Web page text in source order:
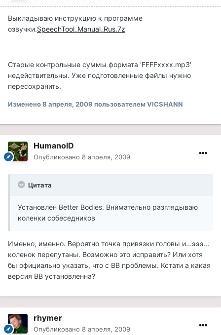
Выкладываю инструкцию к программе
озвучки.SpeechTool_Manual_Rus.7z
Старые контрольные суммы формата 'FFFFxxxx.mp3'
недействительны. Уже подготовленные файлы нужно
пересохранить.
Изменено8 апреля, 2009 пользователем VICSHANN
HumanoID
Опубликовано 8 апреля, 2009
Цитата
Установлен Better Bodies. Внимательно разглядываю
коленки собеседников
Именно, именно. Вероятно точка привязки головы и...эээ...
коленок перепутаны. Возможно это исправить? Или хотя
бы официально указать, что с BB проблемы. Кстати а какая
версия BB установленна?
rhymer
Опубликовано 8 апреля, 2009